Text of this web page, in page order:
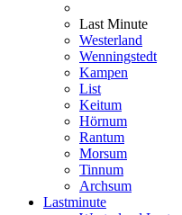
Last Minute
Westerland
Wenningstedt
Kampen
List
Keitum
Hörnum
Rantum
Morsum
Tinnum
Archsum
Lastminute